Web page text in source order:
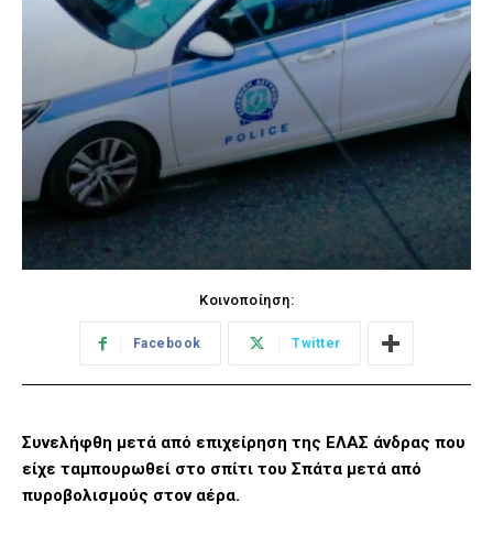
Κοινοποίηση:
Facebook Twitter
Συνελήφθη μετά από επιχείρηση της ΕΛΑΣ άνδρας που
είχε ταμπουρωθεί στο σπίτι του Σπάτα μετά από
πυροβολισμούς στον αέρα.